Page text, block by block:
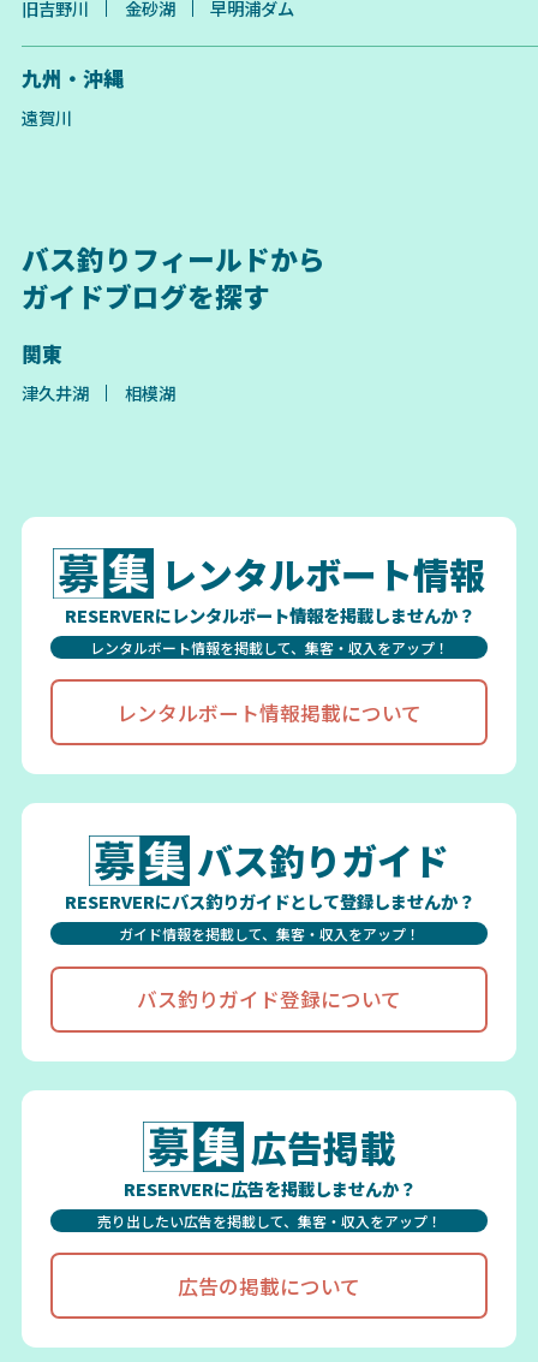
旧吉野川 金砂湖 早明浦ダム
九州・沖縄
遠賀川
バス釣りフィールドから
ガイドブログを探す
関東
津久井湖 相模湖
レンタルボート情報
RESERVERにレンタルボート情報を掲載しませんか？
レンタルボート情報を掲載して、集客・収入をアップ！
レンタルボート情報掲載について
バス釣りガイド
RESERVERにバス釣りガイドとして登録しませんか？
ガイド情報を掲載して、集客・収入をアップ！
バス釣りガイド登録について
広告掲載
RESERVERに広告を掲載しませんか？
売り出したい広告を掲載して、集客・収入をアップ！
広告の掲載について